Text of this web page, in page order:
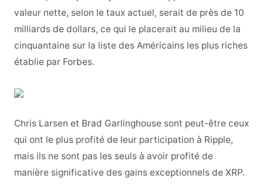
valeur nette, selon le taux actuel, serait de près de 10
milliards de dollars, ce qui le placerait au milieu de la
cinquantaine sur la liste des Américains les plus riches
établie par Forbes.
Chris Larsen et Brad Garlinghouse sont peut-être ceux
qui ont le plus profité de leur participation à Ripple,
mais ils ne sont pas les seuls à avoir profité de
manière significative des gains exceptionnels de XRP.